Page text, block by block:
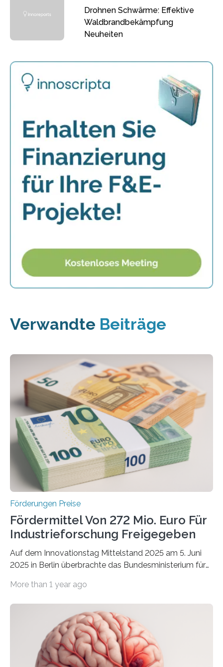
Drohnen Schwärme: Effektive
Waldbrandbekämpfung
Neuheiten
Verwandte Beiträge
Förderungen Preise
Fördermittel Von 272 Mio. Euro Für
Industrieforschung Freigegeben
Auf dem Innovationstag Mittelstand 2025 am 5. Juni
2025 in Berlin überbrachte das Bundesministerium für
Überplanmäßige Verpflichtungsermächtigungen in
Woche vom Haushaltsausschuss freigegeben – unter
anderem zur Unterstützung der
Industrieforschungsprogramme Industrielle
Gemeinschaftsforschung (IGF), Zentrales
Innovationsprogramm Mittelstand (ZIM) und
More than 1 year ago